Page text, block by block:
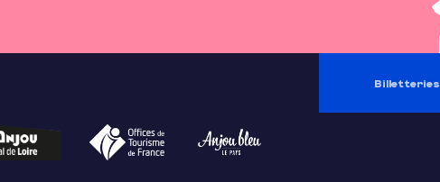
Billetteries